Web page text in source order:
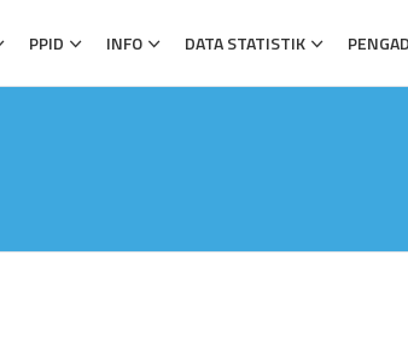
PPID INFO DATA STATISTIK